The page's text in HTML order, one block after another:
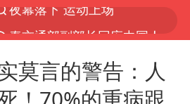
段绚竞因公牺牲 年仅44岁
1岁宝宝碰坏纸巾盒 宝妈被索赔924元
莫言的警告：人